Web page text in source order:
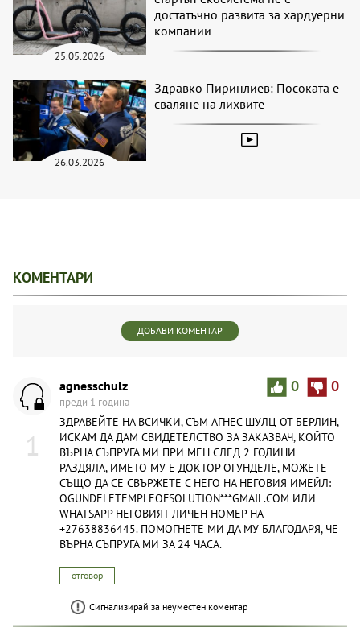
25.05.2026
достатъчно развита за хардуерни
компании
26.03.2026
Здравко Пиринлиев: Посоката е
сваляне на лихвите
КОМЕНТАРИ
ДОБАВИ КОМЕНТАР
1
0 0
agnesschulz
преди 1 година
ЗДРАВЕЙТЕ НА ВСИЧКИ, СЪМ АГНЕС ШУЛЦ ОТ БЕРЛИН,
ИСКАМ ДА ДАМ СВИДЕТЕЛСТВО ЗА ЗАКАЗВАЧ, КОЙТО
ВЪРНА СЪПРУГА МИ ПРИ МЕН СЛЕД 2 ГОДИНИ
РАЗДЯЛА, ИМЕТО МУ Е ДОКТОР ОГУНДЕЛЕ, МОЖЕТЕ
СЪЩО ДА СЕ СВЪРЖЕТЕ С НЕГО НА НЕГОВИЯ ИМЕЙЛ:
OGUNDELETEMPLEOFSOLUTION***GMAIL.COM ИЛИ
WHATSAPP НЕГОВИЯТ ЛИЧЕН НОМЕР НА
+27638836445. ПОМОГНЕТЕ МИ ДА МУ БЛАГОДАРЯ, ЧЕ
ВЪРНА СЪПРУГА МИ ЗА 24 ЧАСА.
отговор
Сигнализирай за неуместен коментар